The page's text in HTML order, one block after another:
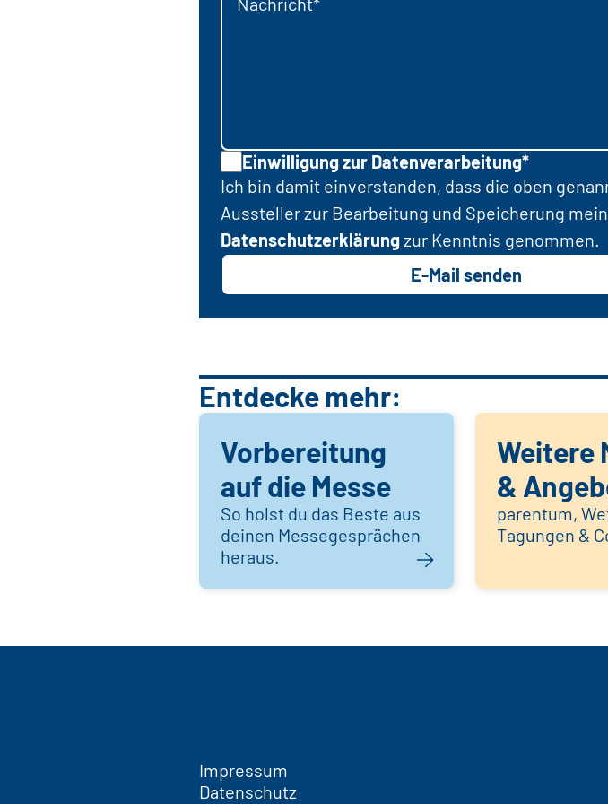
Einwilligung zur Datenverarbeitung*
Ich bin damit einverstanden, dass die oben
Aussteller zur Bearbeitung und Speicherung
Datenschutzerklärungzur Kenntnis genommen.
E-Mail senden
Entdecke mehr:
Vorbereitung
auf die Messe
So holst du das Beste aus
deinen Messegesprächen
heraus.
Weitere
&
parentum,
Tagungen &
Impressum
Datenschutz